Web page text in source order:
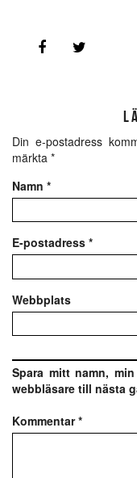
Din e-postadress
märkta *
Namn *
E-postadress *
Webbplats
Spara mitt namn,
webbläsare till nästa
Kommentar*